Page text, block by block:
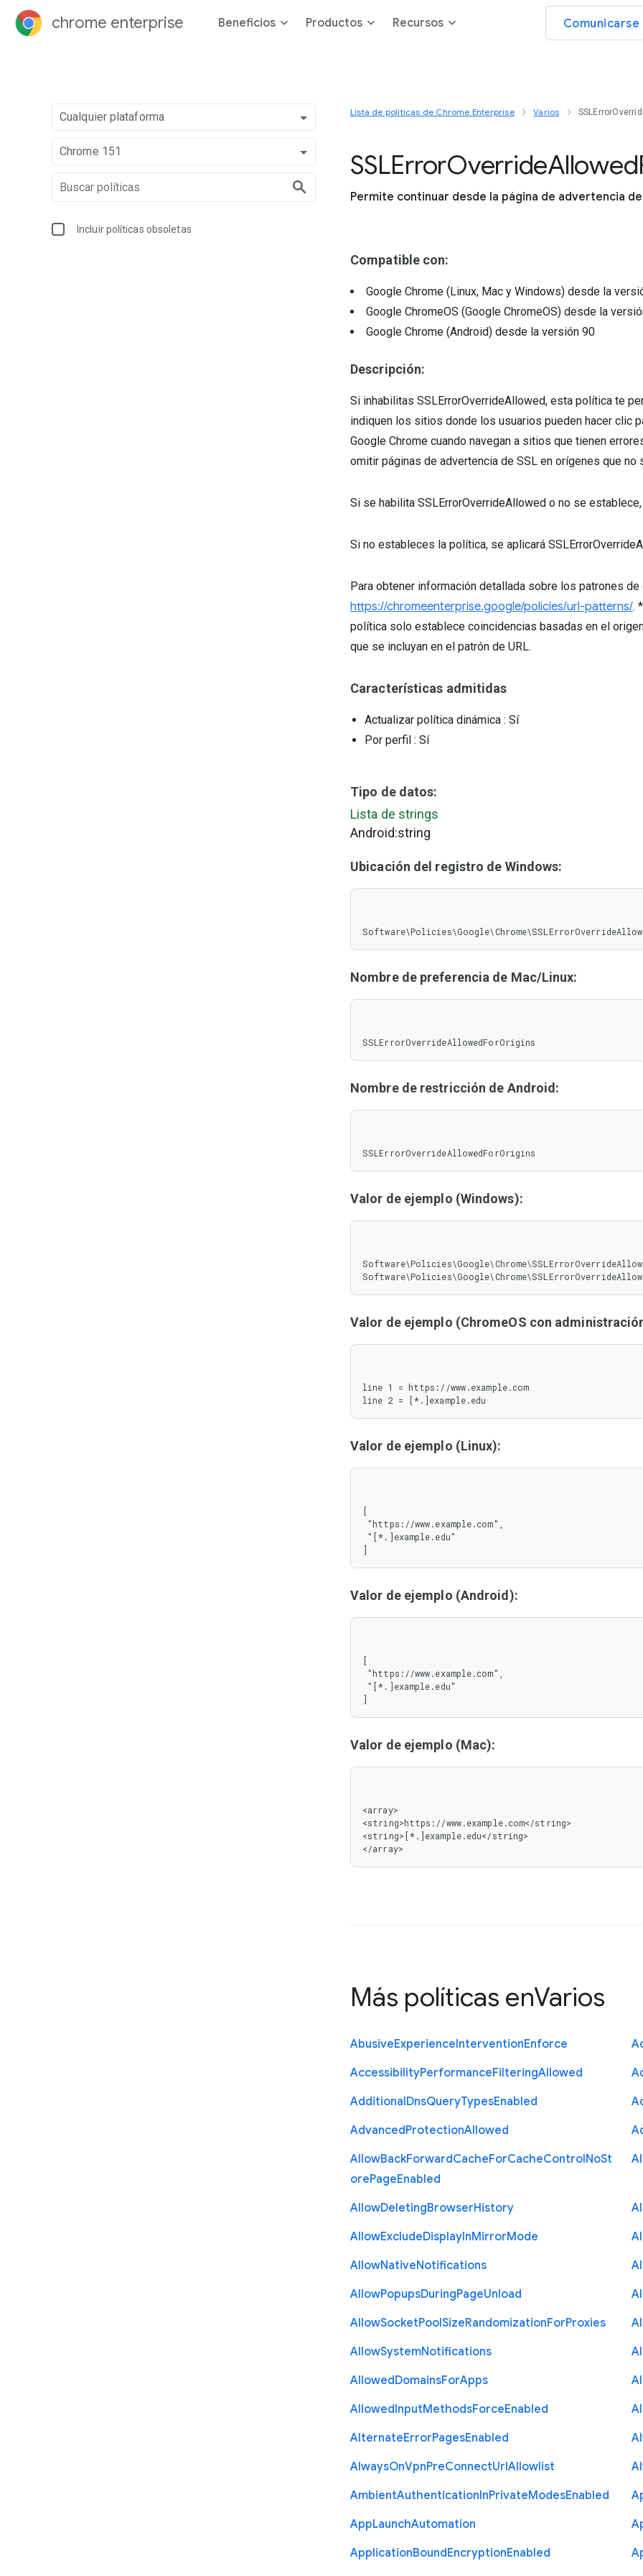
chrome enterprise Beneficios Productos Recursos
Cualquier plataforma
Chrome 151
Incluir políticas obsoletas
Lista de políticas de Chrome Enterprise Varios
SSLErrorOverrideAllowed
Permite continuar desde la página de advertencia
Compatible con:
Google Chrome (Linux, Mac y Windows) desde la
Google ChromeOS (Google ChromeOS) desde la
Google Chrome (Android) desde la versión 90
Descripción:
Si inhabilitas SSLErrorOverrideAllowed, esta política te
indiquen los sitios donde los usuarios pueden hacer clic
Google Chrome cuando navegan a sitios que tienen
omitir páginas de advertencia de SSL en orígenes que no
Si se habilita SSLErrorOverrideAllowed o no se
Si no estableces la política, se aplicará
Para obtener información detallada sobre los patrones
https://chromeenterprise.google/policies/url-patterns/.
política solo establece coincidencias basadas en el
que se incluyan en el patrón de URL.
Características admitidas
Actualizar política dinámica : Sí
Por perfil : Sí
Tipo de datos:
Lista de strings
Android:string
Ubicación del registro de Windows:
Nombre de preferencia de Mac/Linux:
SSLErrorOverrideAllowedForOrigins
Nombre de restricción de Android:
SSLErrorOverrideAllowedForOrigins
Valor de ejemplo (Windows):
Valor de ejemplo (ChromeOS con
line 1 = https://www.example.com
line 2 = [*.]example.edu
Valor de ejemplo (Linux):
[
]
Valor de ejemplo (Android):
[
]
Valor de ejemplo (Mac):
<array>
<string>https://www.example.com</string>
<string>[*.]example.edu</string>
</array>
Más políticas enVarios
AbusiveExperienceInterventionEnforce
AccessibilityPerformanceFilteringAllowed
AdditionalDnsQueryTypesEnabled
AdvancedProtectionAllowed
AllowBackForwardCacheForCacheControlNoSt
orePageEnabled
AllowDeletingBrowserHistory
AllowExcludeDisplayInMirrorMode
AllowNativeNotifications
AllowPopupsDuringPageUnload
AllowSocketPoolSizeRandomizationForProxies
AllowSystemNotifications
AllowedDomainsForApps
AllowedInputMethodsForceEnabled
AlternateErrorPagesEnabled
AlwaysOnVpnPreConnectUrlAllowlist
AmbientAuthenticationInPrivateModesEnabled
AppLaunchAutomation
ApplicationBoundEncryptionEnabled